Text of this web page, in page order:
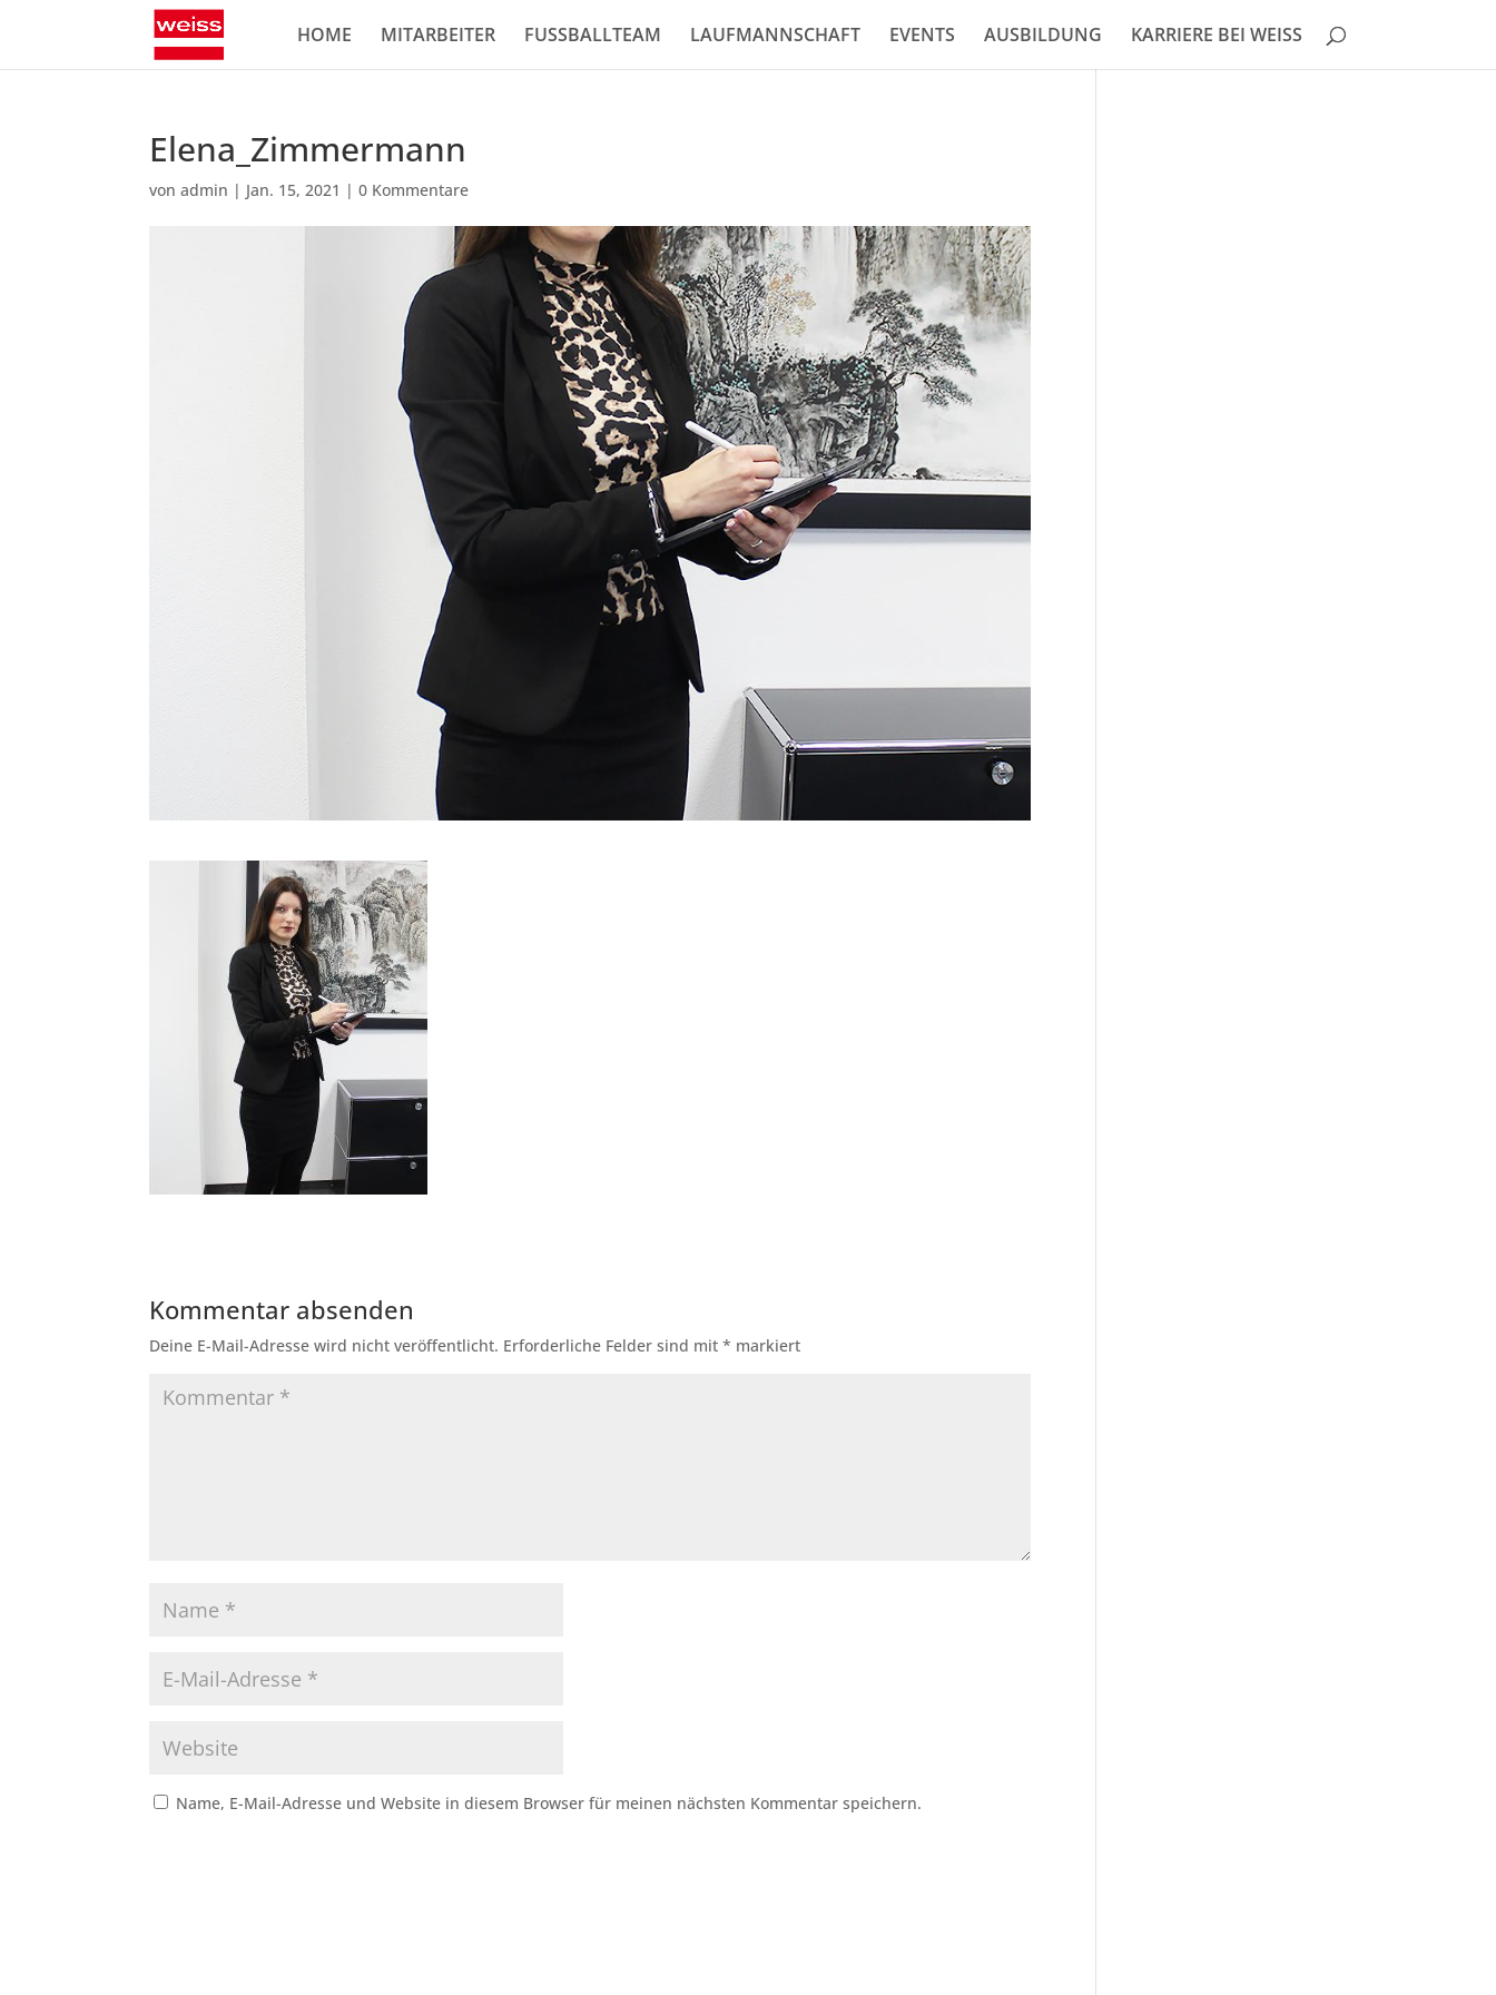
HOME MITARBEITER FUSSBALLTEAM LAUFMANNSCHAFT EVENTS AUSBILDUNG KARRIERE BEI WEISS
Elena_Zimmermann
vonadmin | Jan. 15, 2021 |0 Kommentare
Kommentar absenden
Deine E-Mail-Adresse wird nicht veröffentlicht. Erforderliche Felder sind mit* markiert
Name, E-Mail-Adresse und Website in diesem Browser für meinen nächsten Kommentar speichern.